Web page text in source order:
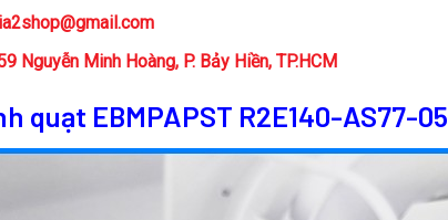
Nguyễn Minh Hoàng, P. Bảy Hiền, TP.HCM
quạt EBMPAPST R2E140-AS77-05